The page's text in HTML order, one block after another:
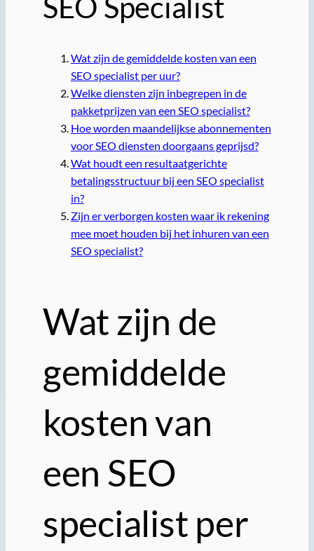
SEO Specialist
Wat zijn de gemiddelde kosten van een
SEO specialist per uur?
Welke diensten zijn inbegrepen in de
pakketprijzen van een SEO specialist?
Hoe worden maandelijkse abonnementen
voor SEO diensten doorgaans geprijsd?
Wat houdt een resultaatgerichte
betalingsstructuur bij een SEO specialist
in?
Zijn er verborgen kosten waar ik rekening
mee moet houden bij het inhuren van een
SEO specialist?
Wat zijn de
gemiddelde
kosten van
een SEO
specialist per